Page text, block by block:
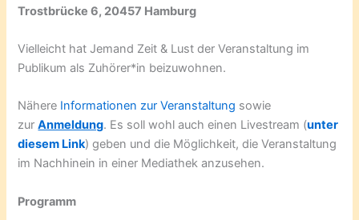
Trostbrücke 6, 20457 Hamburg
Vielleicht hat Jemand Zeit & Lust der Veranstaltung im
Publikum als Zuhörer*in beizuwohnen.
Nähere Informationen zur Veranstaltung sowie
zurAnmeldung. Es soll wohl auch einen Livestream (unter
diesem Link) geben und die Möglichkeit, die Veranstaltung
im Nachhinein in einer Mediathek anzusehen.
Programm